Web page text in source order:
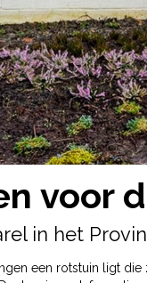
voor
in het
een rotstuin ligt die